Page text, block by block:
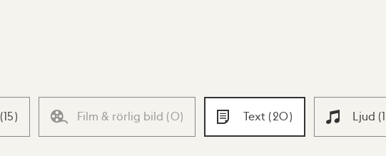
(15) Film & rörlig bild (0) Text (20) Ljud (1